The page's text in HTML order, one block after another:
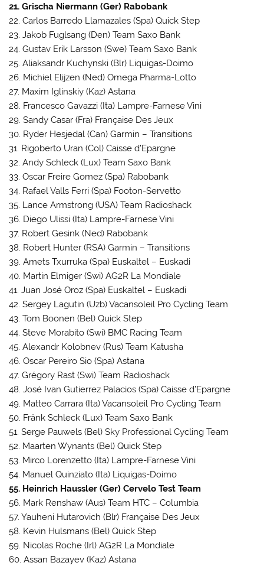
21. Grischa Niermann (Ger) Rabobank
22. Carlos Barredo Llamazales (Spa) Quick Step
23. Jakob Fuglsang (Den) Team Saxo Bank
24. Gustav Erik Larsson (Swe) Team Saxo Bank
25. Aliaksandr Kuchynski (Blr) Liquigas-Doimo
26. Michiel Elijzen (Ned) Omega Pharma-Lotto
27. Maxim Iglinskiy (Kaz) Astana
28. Francesco Gavazzi (Ita) Lampre-Farnese Vini
29. Sandy Casar (Fra) Française Des Jeux
30. Ryder Hesjedal (Can) Garmin – Transitions
31. Rigoberto Uran (Col) Caisse d’Epargne
32. Andy Schleck (Lux) Team Saxo Bank
33. Oscar Freire Gomez (Spa) Rabobank
34. Rafael Valls Ferri (Spa) Footon-Servetto
35. Lance Armstrong (USA) Team Radioshack
36. Diego Ulissi (Ita) Lampre-Farnese Vini
37. Robert Gesink (Ned) Rabobank
38. Robert Hunter (RSA) Garmin – Transitions
39. Amets Txurruka (Spa) Euskaltel – Euskadi
40. Martin Elmiger (Swi) AG2R La Mondiale
41. Juan José Oroz (Spa) Euskaltel – Euskadi
42. Sergey Lagutin (Uzb) Vacansoleil Pro Cycling Team
43. Tom Boonen (Bel) Quick Step
44. Steve Morabito (Swi) BMC Racing Team
45. Alexandr Kolobnev (Rus) Team Katusha
46. Oscar Pereiro Sio (Spa) Astana
47. Grégory Rast (Swi) Team Radioshack
48. José Ivan Gutierrez Palacios (Spa) Caisse d’Epargne
49. Matteo Carrara (Ita) Vacansoleil Pro Cycling Team
50. Fränk Schleck (Lux) Team Saxo Bank
51. Serge Pauwels (Bel) Sky Professional Cycling Team
52. Maarten Wynants (Bel) Quick Step
53. Mirco Lorenzetto (Ita) Lampre-Farnese Vini
54. Manuel Quinziato (Ita) Liquigas-Doimo
55. Heinrich Haussler (Ger) Cervelo Test Team
56. Mark Renshaw (Aus) Team HTC – Columbia
57. Yauheni Hutarovich (Blr) Française Des Jeux
58. Kevin Hulsmans (Bel) Quick Step
59. Nicolas Roche (Irl) AG2R La Mondiale
60. Assan Bazayev (Kaz) Astana